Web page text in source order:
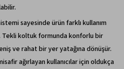
sayesinde ürün farklı kullanım
Tekli koltuk formunda konforlu bir
ve rahat bir yer yatağına dönüşür.
ağırlayan kullanıcılar için oldukça